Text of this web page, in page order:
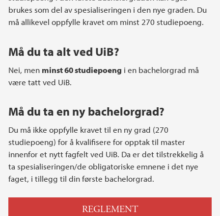
brukes som del av spesialiseringen i den nye graden. Du
må allikevel oppfylle kravet om minst 270 studiepoeng.
Må du ta alt ved UiB?
Nei, men minst 60 studiepoeng i en bachelorgrad må
være tatt ved UiB.
Må du ta en ny bachelorgrad?
Du må ikke oppfylle kravet til en ny grad (270
studiepoeng) for å kvalifisere for opptak til master
innenfor et nytt fagfelt ved UiB. Da er det tilstrekkelig å
ta spesialiseringen/de obligatoriske emnene i det nye
faget, i tillegg til din første bachelorgrad.
REGLEMENT